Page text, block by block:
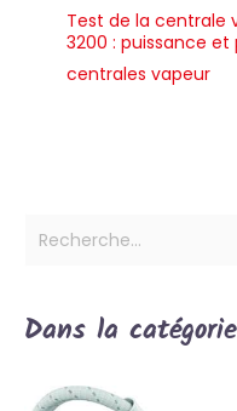
Test de la centrale
3200 : puissance
centrales vapeur
Dans la